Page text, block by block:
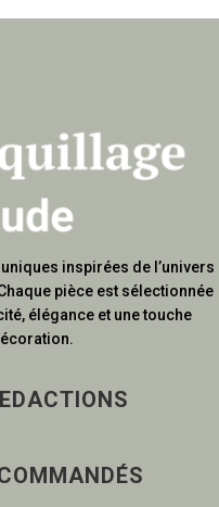
inspirées de l’univers
pièce est sélectionnée
élégance et une touche